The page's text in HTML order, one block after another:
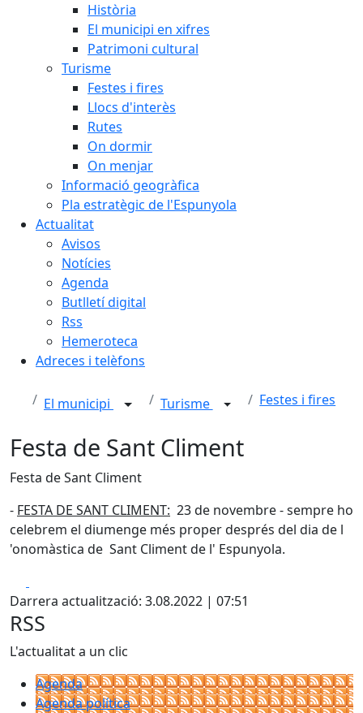
Història
El municipi en xifres
Patrimoni cultural
Turisme
Festes i fires
Llocs d'interès
Rutes
On dormir
On menjar
Informació geogràfica
Pla estratègic de l'Espunyola
Actualitat
Avisos
Notícies
Agenda
Butlletí digital
Rss
Hemeroteca
Adreces i telèfons
El municipi Turisme Festes i fires
Festa de Sant Climent
Festa de Sant Climent
- FESTA DE SANT CLIMENT: 23 de novembre - sempre ho
celebrem el diumenge més proper després del dia de l
'onomàstica de Sant Climent de l' Espunyola.
Darrera actualització: 3.08.2022 | 07:51
RSS
L'actualitat a un clic
Agenda
Agenda política